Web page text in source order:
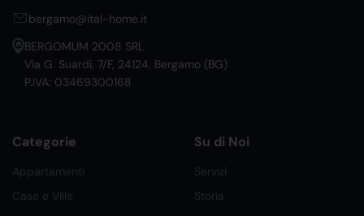
bergamo@ital-home.it
BERGOMUM 2008 SRL
Via G. Suardi, 7/F, 24124, Bergamo (BG)
P.IVA: 03469300168
Categorie
Appartamenti
Case e Ville
Su di Noi
Servizi
Storia